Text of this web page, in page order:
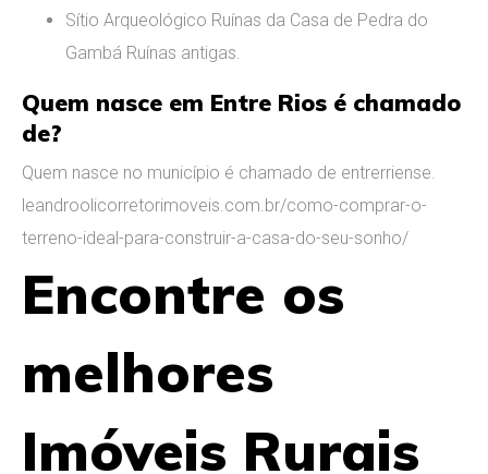
Sítio Arqueológico Ruínas da Casa de Pedra do
Gambá Ruínas antigas.
Quem nasce em Entre Rios é chamado
de?
Quem nasce no município é chamado de entrerriense.
leandroolicorretorimoveis.com.br/como-comprar-o-
terreno-ideal-para-construir-a-casa-do-seu-sonho/
Encontre os
melhores
Imóveis Rurais